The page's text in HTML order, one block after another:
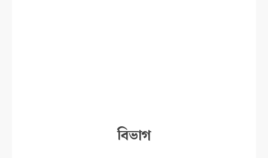
বিভাগ